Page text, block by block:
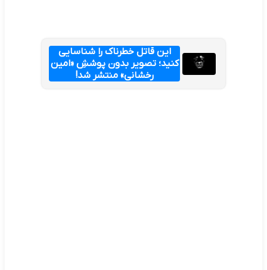
این قاتل خطرناک را شناسایی
کنید؛ تصویر بدون پوششِ «امین
رخشانی» منتشر شد!